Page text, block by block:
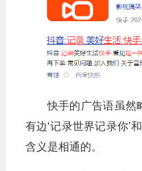
快手的广告语虽然
有边‘记录世界记录你’
含义是相通的。